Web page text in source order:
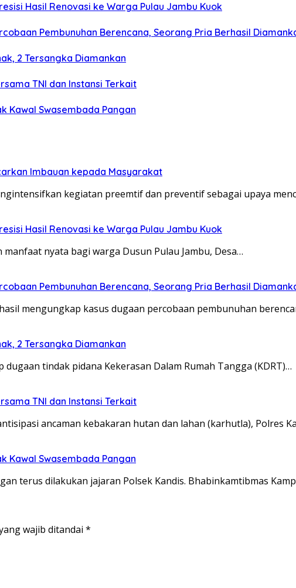
Hasil Renovasi ke Warga Pulau Jambu Kuok
Pembunuhan Berencana, Seorang Pria Berhasil
2 Tersangka Diamankan
TNI dan Instansi Terkait
Kawal Swasembada Pangan
Imbauan kepada Masyarakat
kegiatan preemtif dan preventif sebagai upaya
Hasil Renovasi ke Warga Pulau Jambu Kuok
nyata bagi warga Dusun Pulau Jambu, Desa…
Pembunuhan Berencana, Seorang Pria Berhasil
mengungkap kasus dugaan percobaan pembunuhan
2 Tersangka Diamankan
tindak pidana Kekerasan Dalam Rumah Tangga (KDRT)…
TNI dan Instansi Terkait
ancaman kebakaran hutan dan lahan (karhutla), Polres
Kawal Swasembada Pangan
terus dilakukan jajaran Polsek Kandis. Bhabinkamtibmas
wajib ditandai *